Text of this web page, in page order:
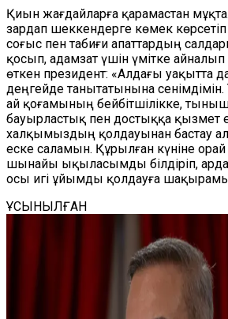
Қиын жағдайларға қарамастан
зардап шеккендерге көмек
соғыс пен табиғи апаттардың
қосып, адамзат үшін үмітке
өткен президент: «Алдағы уақытта
деңгейде танытатынына
ай қоғамының бейбітшілікке,
бауырластық пен достыққа қызмет
халқымыздың қолдауынан бастау
еске саламын. Құрылған күніне орай
шынайы ықыласымды білдіріп,
осы игі ұйымды қолдауға
ҰСЫНЫЛҒАН